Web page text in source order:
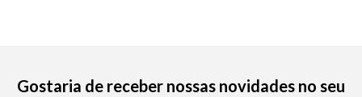
Gostaria de receber nossas novidades no seu